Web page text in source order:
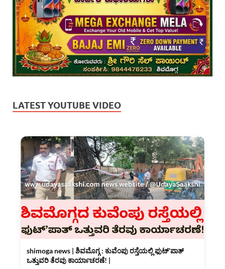
LATEST YOUTUBE VIDEO
shimoga news | ಶಿವಮೊಗ್ಗ : ಕುವೆಂಪು ರಸ್ತೆಯಲ್ಲಿ ಫುಟ್’ಪಾತ್
ಒತ್ತುವರಿ ತೆರವು ಕಾರ್ಯಾಚರಣೆ! |